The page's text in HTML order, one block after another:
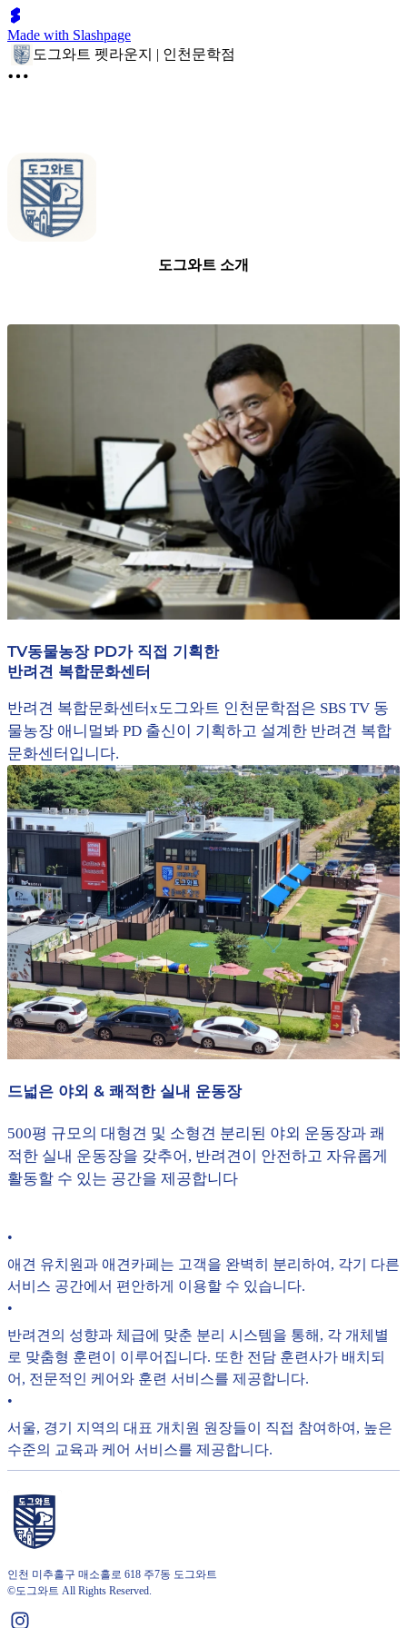
Made with Slashpage
도그와트 펫라운지 | 인천문학점
도그와트 소개
TV동물농장 PD가 직접 기획한
반려견 복합문화센터
반려견 복합문화센터x도그와트 인천문학점은 SBS TV 동
물농장 애니멀봐 PD 출신이 기획하고 설계한 반려견 복합
문화센터입니다.
드넓은 야외 & 쾌적한 실내 운동장
500평 규모의 대형견 및 소형견 분리된 야외 운동장과 쾌
적한 실내 운동장을 갖추어, 반려견이 안전하고 자유롭게
활동할 수 있는 공간을 제공합니다
•
애견 유치원과 애견카페는 고객을 완벽히 분리하여, 각기 다른
서비스 공간에서 편안하게 이용할 수 있습니다.
•
반려견의 성향과 체급에 맞춘 분리 시스템을 통해, 각 개체별
로 맞춤형 훈련이 이루어집니다. 또한 전담 훈련사가 배치되
어, 전문적인 케어와 훈련 서비스를 제공합니다.
•
서울, 경기 지역의 대표 개치원 원장들이 직접 참여하여, 높은
수준의 교육과 케어 서비스를 제공합니다.
인천 미추홀구 매소홀로 618 주7동 도그와트
©도그와트 All Rights Reserved.